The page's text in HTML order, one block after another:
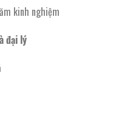
kinh nghiệm
đại lý